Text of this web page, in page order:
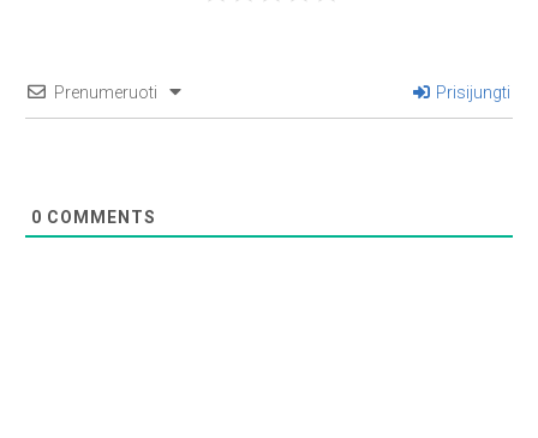
Prenumeruoti Prisijungti
0 COMMENTS